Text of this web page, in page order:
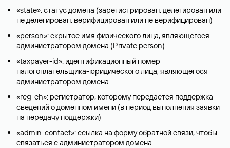
«state»: статус домена (зарегистрирован, делегирован или
не делегирован, верифицирован или не верифицирован)
«person»: скрытое имя физического лица, являющегося
администратором домена (Privatе person)
«taxpayer-id»: идентификационный номер
налогоплательщика-юридического лица, являющегося
администратором домена
«reg-ch»: регистратор, которому передается поддержка
сведений о доменном имени (в период выполнения заявки
на передачу поддержки)
«admin-contact»: ссылка на форму обратной связи, чтобы
связаться с администратором домена